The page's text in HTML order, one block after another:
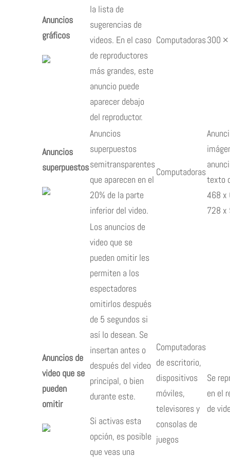
Anuncios
gráficos
la lista de
sugerencias de
videos. En el caso
de reproductores
más grandes, este
anuncio puede
aparecer debajo
del reproductor.
Computadoras300
Anuncios
superpuestos
Anuncios
superpuestos
semitransparentes
que aparecen en el
20% de la parte
inferior del video.
Computadoras
texto
468 x
728 x
Anuncios de
video que se
pueden
omitir
Los anuncios de
video que se
pueden omitir les
permiten a los
espectadores
omitirlos después
de 5 segundos si
así lo desean. Se
insertan antes o
después del video
principal, o bien
durante este.
Si activas esta
opción, es posible
que veas una
Computadoras
de escritorio,
dispositivos
móviles,
televisores y
consolas de
juegos
Se
en el
de